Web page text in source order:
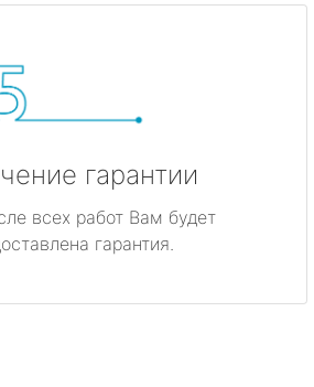
гарантии
всех работ Вам будет
гарантия.